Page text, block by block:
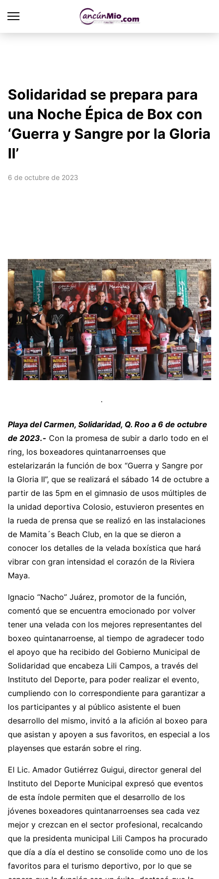
Solidaridad se prepara para
una Noche Épica de Box con
‘Guerra y Sangre por la Gloria
II’
6 de octubre de 2023
Playa del Carmen, Solidaridad, Q. Roo a 6 de octubre
de 2023.- Con la promesa de subir a darlo todo en el
ring, los boxeadores quintanarroenses que
estelarizarán la función de box “Guerra y Sangre por
la Gloria II”, que se realizará el sábado 14 de octubre a
partir de las 5pm en el gimnasio de usos múltiples de
la unidad deportiva Colosio, estuvieron presentes en
la rueda de prensa que se realizó en las instalaciones
de Mamita´s Beach Club, en la que se dieron a
conocer los detalles de la velada boxística que hará
vibrar con gran intensidad el corazón de la Riviera
Maya.
Ignacio “Nacho” Juárez, promotor de la función,
comentó que se encuentra emocionado por volver
tener una velada con los mejores representantes del
boxeo quintanarroense, al tiempo de agradecer todo
el apoyo que ha recibido del Gobierno Municipal de
Solidaridad que encabeza Lili Campos, a través del
Instituto del Deporte, para poder realizar el evento,
cumpliendo con lo correspondiente para garantizar a
los participantes y al público asistente el buen
desarrollo del mismo, invitó a la afición al boxeo para
que asistan y apoyen a sus favoritos, en especial a los
playenses que estarán sobre el ring.
El Lic. Amador Gutiérrez Guigui, director general del
Instituto del Deporte Municipal expresó que eventos
de esta índole permiten que el desarrollo de los
jóvenes boxeadores quintanarroenses sea cada vez
mejor y crezcan en el sector profesional, recalcando
que la presidenta municipal Lili Campos ha procurado
que día a día el destino se consolide como uno de los
favoritos para el turismo deportivo, por lo que se